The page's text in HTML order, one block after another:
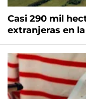
Casi 290 mil
extranjeras en